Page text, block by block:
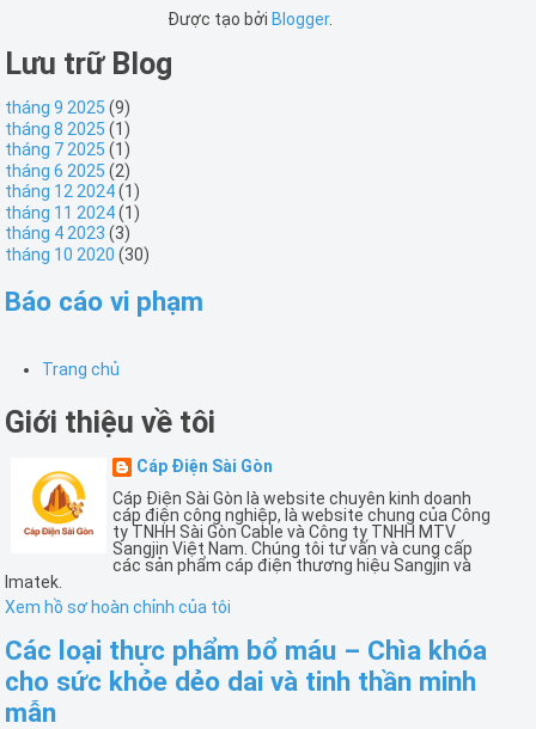
Được tạo bởi Blogger.
Lưu trữ Blog
tháng 9 2025 (9)
tháng 8 2025 (1)
tháng 7 2025 (1)
tháng 6 2025 (2)
tháng 12 2024(1)
tháng 11 2024(1)
tháng 4 2023 (3)
tháng 10 2020 (30)
Báo cáo vi phạm
Trang chủ
Giới thiệu về tôi
Cáp Điện Sài Gòn
Cáp Điện Sài Gòn là website chuyên kinh doanh
cáp điện công nghiệp, là website chung của Công
ty TNHH Sài Gòn Cable và Công ty TNHH MTV
Sangjin Việt Nam. Chúng tôi tư vấn và cung cấp
các sản phẩm cáp điện thương hiệu Sangjin và
Imatek.
Xem hồ sơ hoàn chỉnh của tôi
Các loại thực phẩm bổ máu – Chìa khóa
cho sức khỏe dẻo dai và tinh thần minh
mẫn